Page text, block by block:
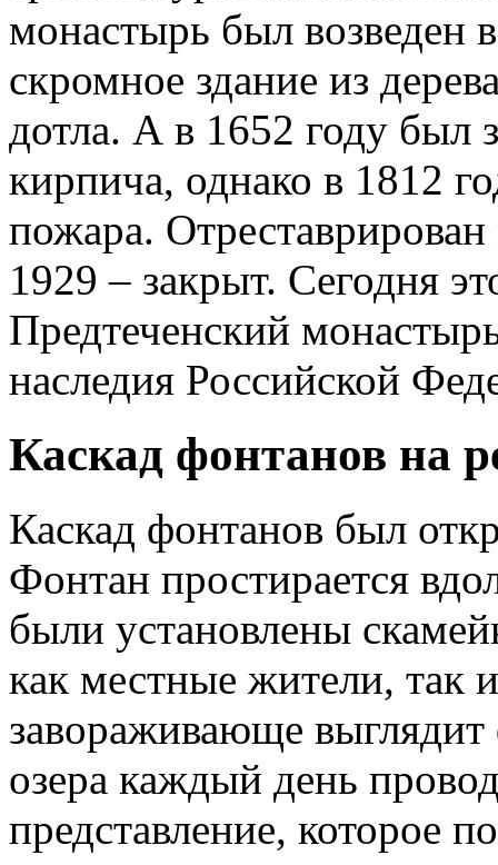
монастырь был возведен
скромное здание из
дотла. А в 1652 году был
кирпича, однако в 1812
пожара.
1929 – закрыт. Сегодня
Предтеченский
наследия Российской
Каскад фонтанов на
Каскад фонтанов был
Фонтан простирается
были установлены
как местные жители, так
завораживающе
озера каждый день
представление, которое